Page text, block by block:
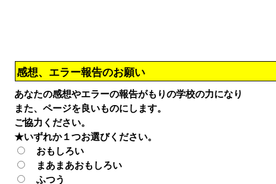
感想、エラー報告のお願い
あなたの感想やエラーの報告がもりの学校の力になり
また、ページを良いものにします。
ご協力ください。
★いずれか１つお選びください。
おもしろい
まあまあおもしろい
ふつう